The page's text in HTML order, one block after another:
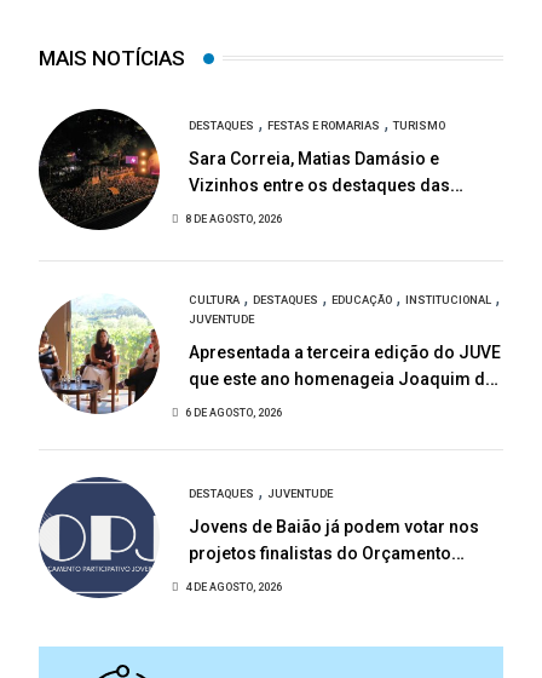
MAIS NOTÍCIAS
DESTAQUES , FESTAS E ROMARIAS ,TURISMO
Sara Correia, Matias Damásio e
Vizinhos entre os destaques das
Festas de São Bartolomeu
8 DE AGOSTO, 2026
CULTURA , DESTAQUES , EDUCAÇÃO , INSTITUCIONAL ,
JUVENTUDE
Apresentada a terceira edição do JUVE
que este ano homenageia Joaquim de
Almeida
6 DE AGOSTO, 2026
DESTAQUES , JUVENTUDE
Jovens de Baião já podem votar nos
projetos finalistas do Orçamento
Participativo Jovem 2026
4 DE AGOSTO, 2026